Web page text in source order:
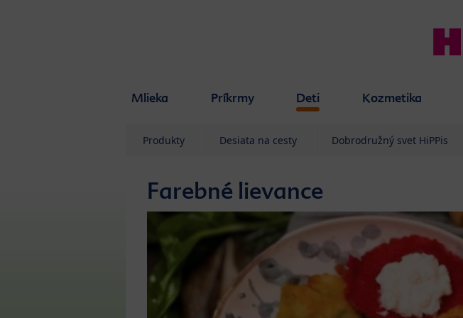
Mlieka Príkrmy Deti Kozmetika
Produkty Desiata na cesty Dobrodružný svet HiPPis
Farebné lievance